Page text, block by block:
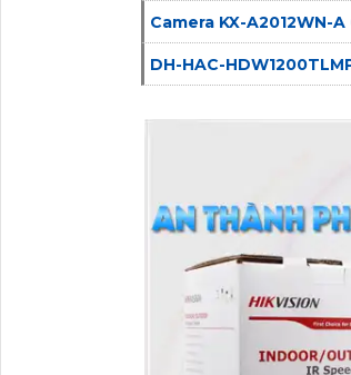
Camera KX-A2012WN-A
DH-HAC-